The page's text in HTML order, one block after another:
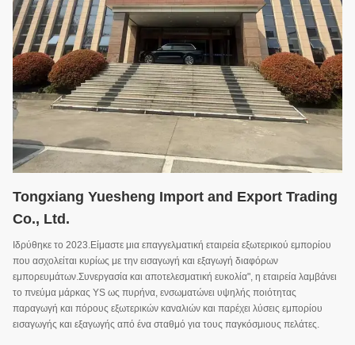
Tongxiang Yuesheng Import and Export Trading
Co., Ltd.
Ιδρύθηκε το 2023.Είμαστε μια επαγγελματική εταιρεία εξωτερικού εμπορίου
που ασχολείται κυρίως με την εισαγωγή και εξαγωγή διαφόρων
εμπορευμάτων.Συνεργασία και αποτελεσματική ευκολία", η εταιρεία λαμβάνει
το πνεύμα μάρκας YS ως πυρήνα, ενσωματώνει υψηλής ποιότητας
παραγωγή και πόρους εξωτερικών καναλιών και παρέχει λύσεις εμπορίου
εισαγωγής και εξαγωγής από ένα σταθμό για τους παγκόσμιους πελάτες.